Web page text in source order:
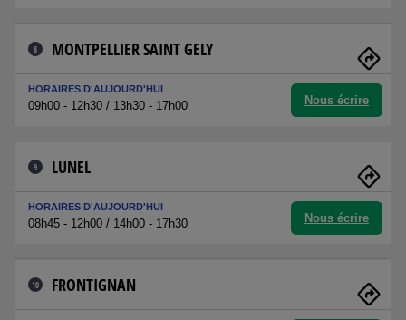
8 MONTPELLIER SAINT GELY
HORAIRES D'AUJOURD'HUI
09h00 - 12h30 / 13h30 - 17h00 Nous écrire
9 LUNEL
HORAIRES D'AUJOURD'HUI
08h45 - 12h00 / 14h00 - 17h30 Nous écrire
10 FRONTIGNAN